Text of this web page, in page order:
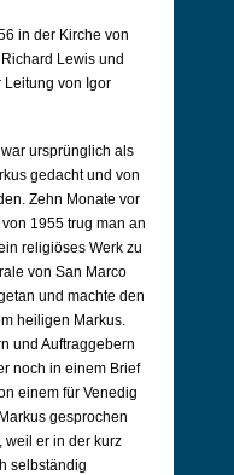
in der Kirche von
Lewis und
Leitung von Igor
war ursprünglich als
gedacht und von
Zehn Monate vor
1955 trug man an
religiöses Werk zu
von San Marco
und machte den
heiligen Markus.
und Auftraggebern
noch in einem Brief
einem für Venedig
gesprochen
weil er in der kurz
selbständig